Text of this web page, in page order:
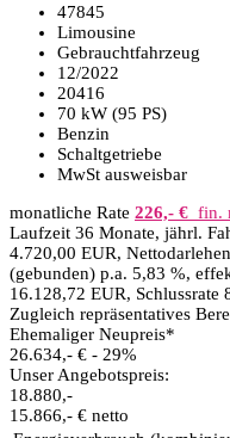
47845
Limousine
Gebrauchtfahrzeug
12/2022
20416
70 kW (95 PS)
Benzin
Schaltgetriebe
MwSt ausweisbar
monatliche Rate 226,- € fin.
Laufzeit 36 Monate, jährl.
4.720,00 EUR,
(gebunden) p.a. 5,83 %,
16.128,72 EUR, Schlussrate
Zugleich repräsentatives
Ehemaliger Neupreis*
26.634,- € - 29%
Unser Angebotspreis:
18.880,-
15.866,- € netto